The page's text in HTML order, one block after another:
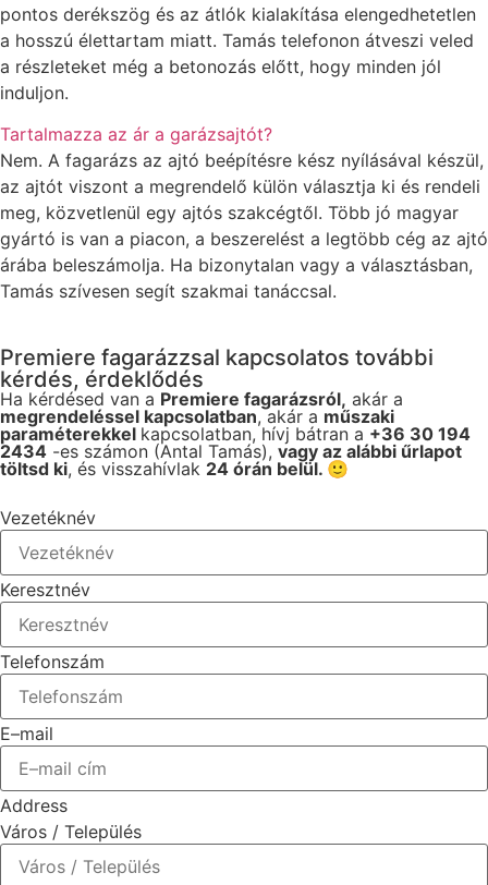
pontos derékszög és az átlók kialakítása elengedhetetlen
a hosszú élettartam miatt. Tamás telefonon átveszi veled
a részleteket még a betonozás előtt, hogy minden jól
induljon.
Tartalmazza az ár a garázsajtót?
Nem. A fagarázs az ajtó beépítésre kész nyílásával készül,
az ajtót viszont a megrendelő külön választja ki és rendeli
meg, közvetlenül egy ajtós szakcégtől. Több jó magyar
gyártó is van a piacon, a beszerelést a legtöbb cég az ajtó
árába beleszámolja. Ha bizonytalan vagy a választásban,
Tamás szívesen segít szakmai tanáccsal.
Premiere fagarázzsal kapcsolatos további
kérdés, érdeklődés
Ha kérdésed van a Premiere fagarázsról, akár a
megrendeléssel kapcsolatban, akár a műszaki
paraméterekkel kapcsolatban, hívj bátran a +36 30 194
2434 -es számon (Antal Tamás), vagy az alábbi űrlapot
töltsd ki, és visszahívlak 24 órán belül. 🙂
Vezetéknév
Keresztnév
Telefonszám
E–mail
Address
Város / Település